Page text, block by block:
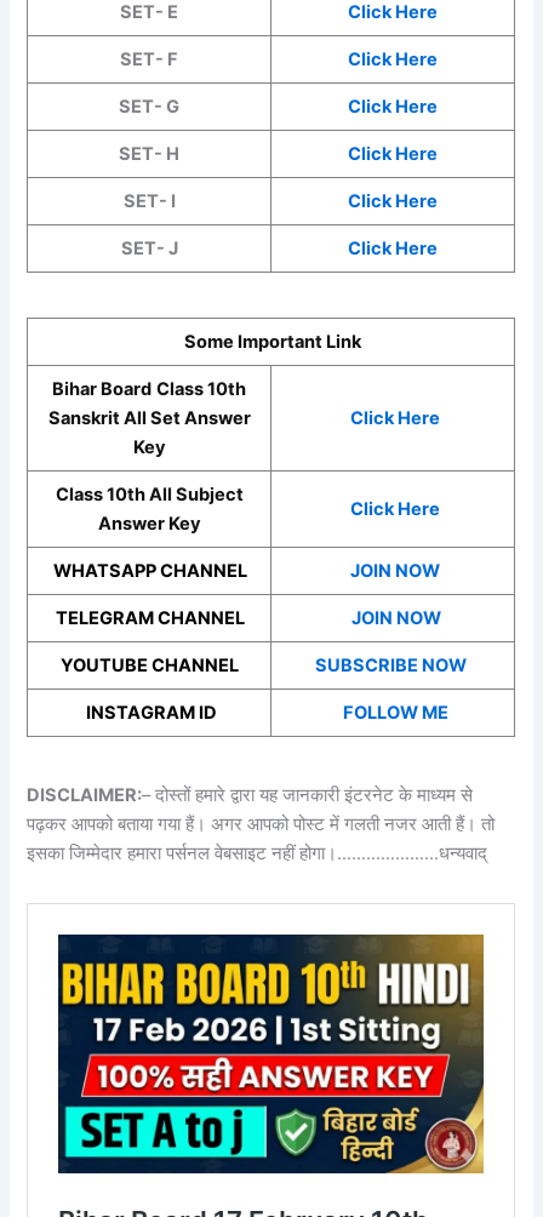
SET- E Click Here
SET- F Click Here
SET- G Click Here
SET- H Click Here
SET- I Click Here
SET- J Click Here
Some Important Link
Bihar Board Class 10th
SanskritAll Set Answer
Key
Click Here
Class 10th All Subject
Answer Key
Click Here
WHATSAPP CHANNEL JOIN NOW
TELEGRAM CHANNEL JOIN NOW
YOUTUBE CHANNEL SUBSCRIBE NOW
INSTAGRAM ID FOLLOW ME
DISCLAIMER:– दोस्तों हमारे द्वारा यह जानकारी इंटरनेट के माध्यम से
पढ़कर आपको बताया गया हैं। अगर आपको पोस्ट में गलती नजर आती हैं। तो
इसका जिम्मेदार हमारा पर्सनल वेबसाइट नहीं होगा।…………………धन्यवाद्